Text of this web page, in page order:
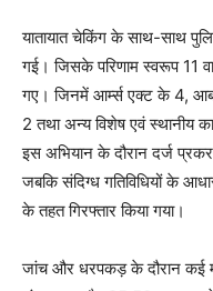
यातायात चेकिंग के साथ-साथ
गई। जिसके परिणाम स्वरूप 11
गए। जिनमें आर्म्स एक्ट के 4,
2 तथा अन्य विशेष एवं स्थानीय
इस अभियान के दौरान दर्ज
जबकि संदिग्ध गतिविधियों के
के तहत गिरफ्तार किया गया।
जांच और धरपकड़ के दौरान कई